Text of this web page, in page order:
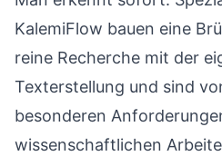
KalemiFlow bauen eine
reine Recherche mit der
Texterstellung und sind
besonderen
wissenschaftlichen